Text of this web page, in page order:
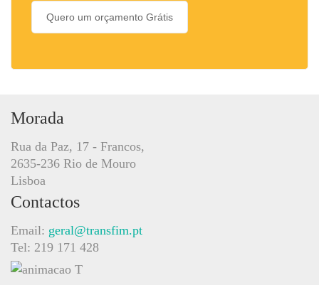
Quero um orçamento Grátis
Morada
Rua da Paz, 17 - Francos,
2635-236 Rio de Mouro
Lisboa
Contactos
Email: geral@transfim.pt
Tel: 219 171 428